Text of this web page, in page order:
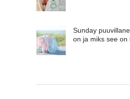
Sunday
on ja miks see on